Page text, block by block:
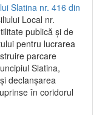
Slatina nr. 416 din
Local nr.
publică și de
pentru lucrarea
parcare
Slatina,
declanșarea
în coridorul